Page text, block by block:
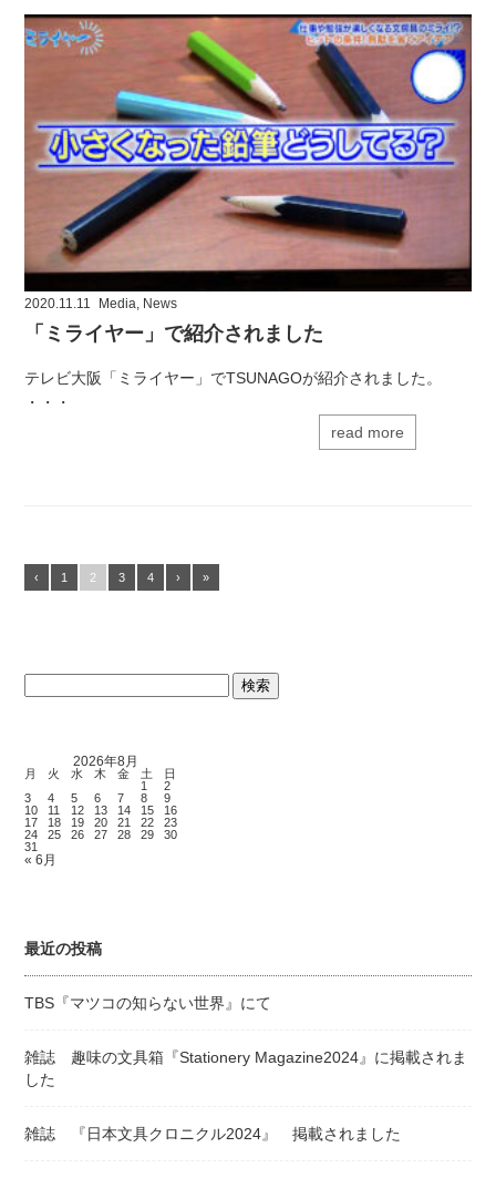
2020.11.11 Media, News
「ミライヤー」で紹介されました
テレビ大阪「ミライヤー」でTSUNAGOが紹介されました。
・・・
read more
‹ 1 2 3 4 › »
検
2026年8月
月 火 水 木 金 土
日
1
2
3
4 5 6 7 8
9
10
11 12 13 14 15
16
17
18 19 20 21 22
23
24
25 26 27 28 29
30
31
« 6月
最近の投稿
TBS『マツコの知らない世界』にて
雑誌 趣味の文具箱『Stationery Magazine2024』に掲載されま
した
雑誌 『日本文具クロニクル2024』 掲載されました